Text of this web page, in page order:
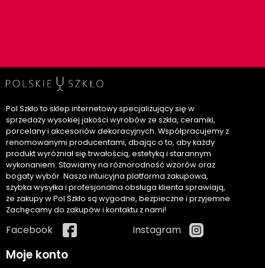
Pol Szkło to sklep internetowy specjalizujący się w
sprzedaży wysokiej jakości wyrobów ze szkła, ceramiki,
porcelany i akcesoriów dekoracyjnych. Współpracujemy z
renomowanymi producentami, dbając o to, aby każdy
produkt wyróżniał się trwałością, estetyką i starannym
wykonaniem. Stawiamy na różnorodność wzorów oraz
bogaty wybór. Nasza intuicyjna platforma zakupowa,
szybka wysyłka i profesjonalna obsługa klienta sprawiają,
że zakupy w Pol Szkło są wygodne, bezpieczne i przyjemne.
Zachęcamy do zakupów i kontaktu z nami!
Facebook Instagram
Moje konto